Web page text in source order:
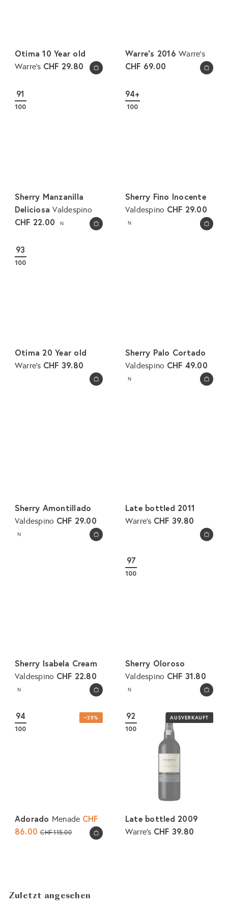
In den Warenkorb legen
Otima 10 Year old
Warre's CHF 29.80 In den Warenkorb legen
Warre's 2016Warre's
CHF 69.00
In den Warenkorb legen
91
100
Sherry Manzanilla
DeliciosaValdespino
CHF 22.00 N In den Warenkorb legen
94+
100
Sherry Fino Inocente
Valdespino CHF 29.00
N
In den Warenkorb legen
93
100
Otima 20 Year old
Warre's CHF 39.80
In den Warenkorb legen
Sherry Palo Cortado
Valdespino CHF 49.00
N
In den Warenkorb legen
Sherry Amontillado
Valdespino CHF 29.00
N In den Warenkorb legen
Late bottled 2011
Warre's CHF 39.80
In den Warenkorb legen
Sherry Isabela Cream
Valdespino CHF 22.80
N In den Warenkorb legen
97
100
Sherry Oloroso
Valdespino CHF 31.80
N
In den Warenkorb legen
−25%
94
100
Adorado Menade S
CHF
86.00N
l
CHF 115.00
AUSVERKAUFT
92
100
Late bottled 2009
Warre's CHF 39.80
Zuletzt angesehen